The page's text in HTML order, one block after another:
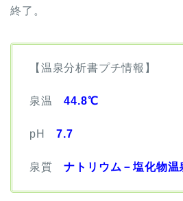
終了。
【温泉分析書プチ情報】
泉温44.8℃
pH7.7
泉質ナトリウム－塩化物温